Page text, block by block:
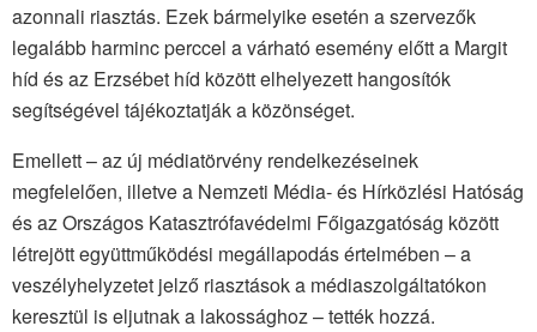
azonnali riasztás. Ezek bármelyike esetén a szervezők
legalább harminc perccel a várható esemény előtt a Margit
híd és az Erzsébet híd között elhelyezett hangosítók
segítségével tájékoztatják a közönséget.
Emellett – az új médiatörvény rendelkezéseinek
megfelelően, illetve a Nemzeti Média- és Hírközlési Hatóság
és az Országos Katasztrófavédelmi Főigazgatóság között
létrejött együttműködési megállapodás értelmében – a
veszélyhelyzetet jelző riasztások a médiaszolgáltatókon
keresztül is eljutnak a lakossághoz – tették hozzá.